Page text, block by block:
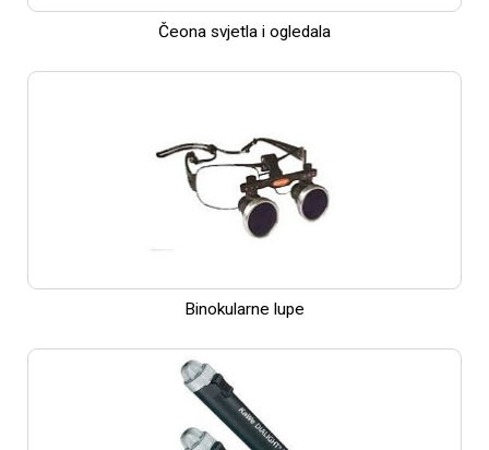
Čeona svjetla i ogledala
Binokularne lupe